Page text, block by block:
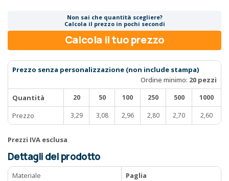
Non sai che quantità scegliere?
Calcola il prezzo in pochi secondi
Calcola il tuo prezzo
Prezzo senza personalizzazione (non include stampa)
Ordine minimo: 20 pezzi
Quantità
20 50 100 250 500 1000
Prezzo 3,29 3,08 2,96 2,80 2,70 2,60
Prezzi IVA esclusa
Dettagli del prodotto
Materiale
Paglia